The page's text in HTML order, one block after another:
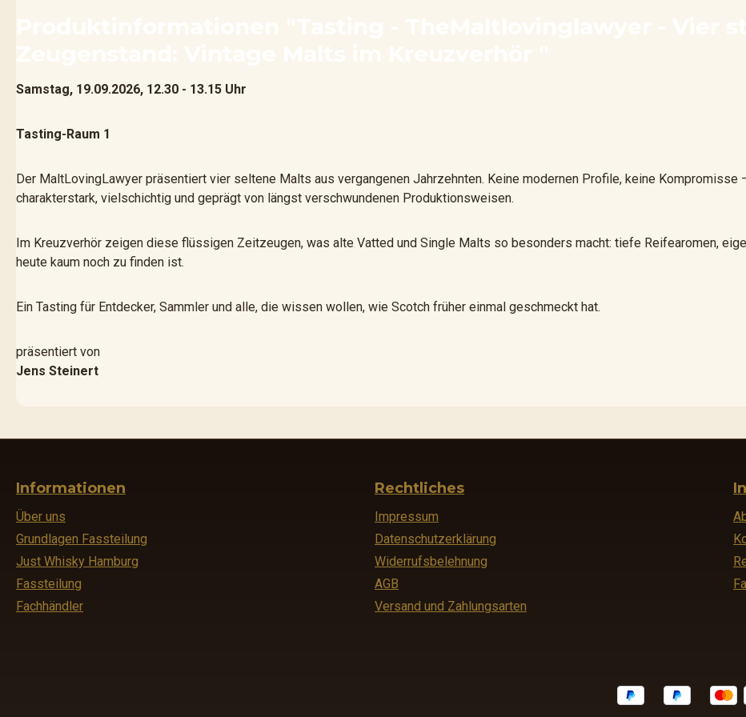
Samstag, 19.09.2026, 12.30 - 13.15 Uhr
Tasting-Raum 1
Der MaltLovingLawyer präsentiert vier seltene Malts aus vergangenen Jahrzehnten. Keine modernen Profile, keine Kompromisse
charakterstark, vielschichtig und geprägt von längst verschwundenen Produktionsweisen.
Im Kreuzverhör zeigen diese flüssigen Zeitzeugen, was alte Vatted und Single Malts so besonders macht: tiefe Reifearomen,
heute kaum noch zu finden ist.
Ein Tasting für Entdecker, Sammler und alle, die wissen wollen, wie Scotch früher einmal geschmeckt hat.
präsentiert von
Jens Steinert
Informationen
Über uns
Grundlagen Fassteilung
Just Whisky Hamburg
Fassteilung
Fachhändler
Rechtliches
Impressum
Datenschutzerklärung
Widerrufsbelehnung
AGB
Versand und Zahlungsarten